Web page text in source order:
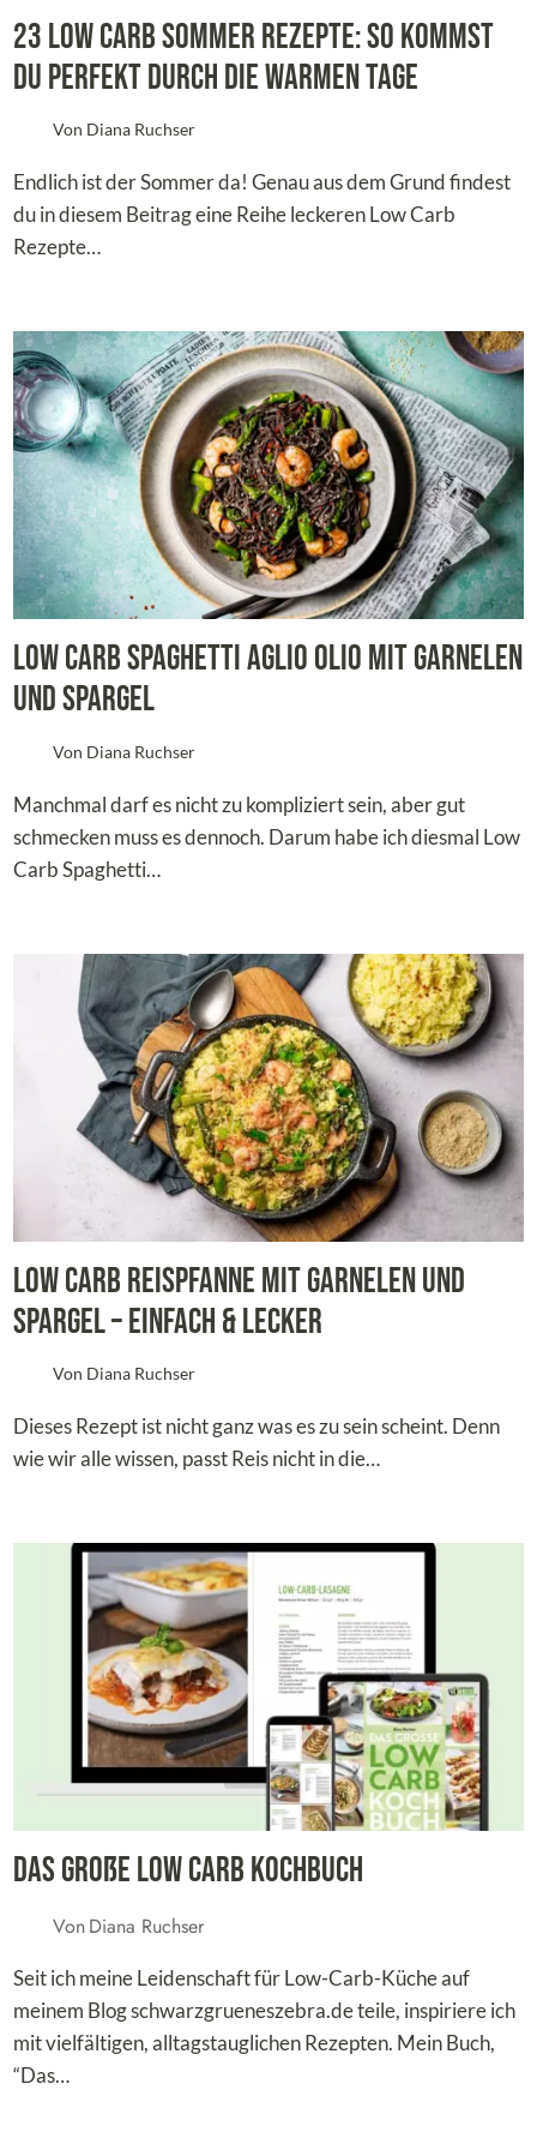
23 Low Carb Sommer Rezepte: So kommst
du perfekt durch die warmen Tage
Von Diana Ruchser
Endlich ist der Sommer da! Genau aus dem Grund findest
du in diesem Beitrag eine Reihe leckeren Low Carb
Rezepte…
Low Carb Spaghetti Aglio olio mit Garnelen
und Spargel
Von Diana Ruchser
Manchmal darf es nicht zu kompliziert sein, aber gut
schmecken muss es dennoch. Darum habe ich diesmal Low
Carb Spaghetti…
Low Carb Reispfanne mit Garnelen und
Spargel – Einfach & Lecker
Von Diana Ruchser
Dieses Rezept ist nicht ganz was es zu sein scheint. Denn
wie wir alle wissen, passt Reis nicht in die…
Das große Low Carb Kochbuch
VonDiana Ruchser
Seit ich meine Leidenschaft für Low-Carb-Küche auf
meinem Blog schwarzgrueneszebra.de teile, inspiriere ich
mit vielfältigen, alltagstauglichen Rezepten. Mein Buch,
“Das…